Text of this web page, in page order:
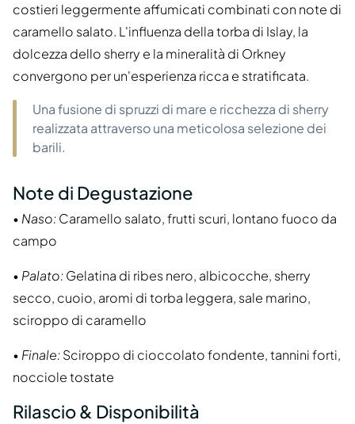
costieri leggermente affumicati combinati con note di
caramello salato. L'influenza della torba di Islay, la
dolcezza dello sherry e la mineralità di Orkney
convergono per un'esperienza ricca e stratificata.
Una fusione di spruzzi di mare e ricchezza di sherry
realizzata attraverso una meticolosa selezione dei
barili.
Note di Degustazione
• Naso:Caramello salato, frutti scuri, lontano fuoco da
campo
• Palato:Gelatina di ribes nero, albicocche, sherry
secco, cuoio, aromi di torba leggera, sale marino,
sciroppo di caramello
• Finale:Sciroppo di cioccolato fondente, tannini forti,
nocciole tostate
Rilascio & Disponibilità